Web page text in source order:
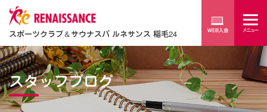
スポーツクラブ＆サウナスパ ルネサンス 稲毛24
スタッフブログ